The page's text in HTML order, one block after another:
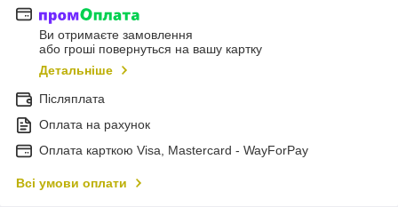
Ви отримаєте замовлення
або гроші повернуться на вашу картку
Детальніше
Післяплата
Оплата на рахунок
Оплата карткою Visa, Mastercard - WayForPay
Всі умови оплати